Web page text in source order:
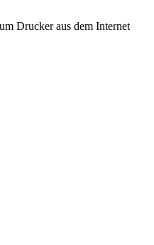
Drucker aus dem Internet